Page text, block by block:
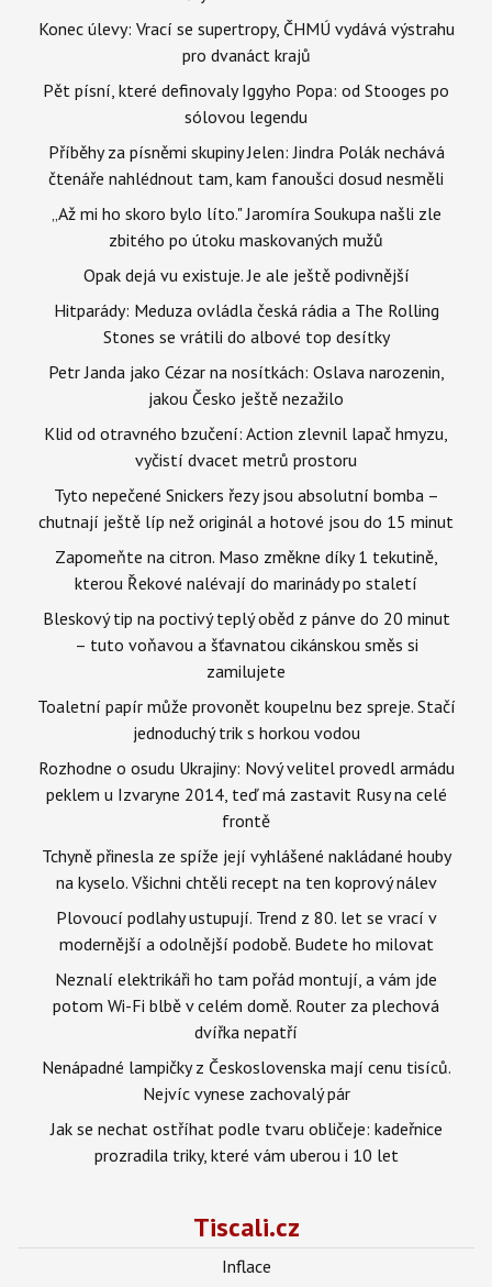
Konec úlevy: Vrací se supertropy, ČHMÚ vydává výstrahu
pro dvanáct krajů
Pět písní, které definovaly Iggyho Popa: od Stooges po
sólovou legendu
Příběhy za písněmi skupiny Jelen: Jindra Polák nechává
čtenáře nahlédnout tam, kam fanoušci dosud nesměli
„Až mi ho skoro bylo líto." Jaromíra Soukupa našli zle
zbitého po útoku maskovaných mužů
Opak dejá vu existuje. Je ale ještě podivnější
Hitparády: Meduza ovládla česká rádia a The Rolling
Stones se vrátili do albové top desítky
Petr Janda jako Cézar na nosítkách: Oslava narozenin,
jakou Česko ještě nezažilo
Klid od otravného bzučení: Action zlevnil lapač hmyzu,
vyčistí dvacet metrů prostoru
Tyto nepečené Snickers řezy jsou absolutní bomba –
chutnají ještě líp než originál a hotové jsou do 15 minut
Zapomeňte na citron. Maso změkne díky 1 tekutině,
kterou Řekové nalévají do marinády po staletí
Bleskový tip na poctivý teplý oběd z pánve do 20 minut
– tuto voňavou a šťavnatou cikánskou směs si
zamilujete
Toaletní papír může provonět koupelnu bez spreje. Stačí
jednoduchý trik s horkou vodou
Rozhodne o osudu Ukrajiny: Nový velitel provedl armádu
peklem u Izvaryne 2014, teď má zastavit Rusy na celé
frontě
Tchyně přinesla ze spíže její vyhlášené nakládané houby
na kyselo. Všichni chtěli recept na ten koprový nálev
Plovoucí podlahy ustupují. Trend z 80. let se vrací v
modernější a odolnější podobě. Budete ho milovat
Neznalí elektrikáři ho tam pořád montují, a vám jde
potom Wi-Fi blbě v celém domě. Router za plechová
dvířka nepatří
Nenápadné lampičky z Československa mají cenu tisíců.
Nejvíc vynese zachovalý pár
Jak se nechat ostříhat podle tvaru obličeje: kadeřnice
prozradila triky, které vám uberou i 10 let
Tiscali.cz
Inflace